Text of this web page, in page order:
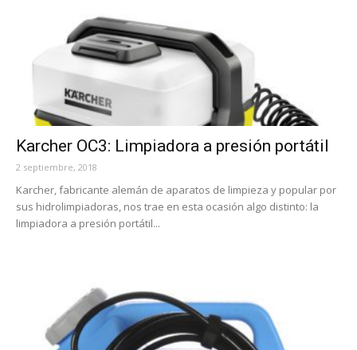
Karcher OC3: Limpiadora a presión portátil
2 septiembre, 2018
Karcher, fabricante alemán de aparatos de limpieza y popular por
sus hidrolimpiadoras, nos trae en esta ocasión algo distinto: la
limpiadora a presión portátil...